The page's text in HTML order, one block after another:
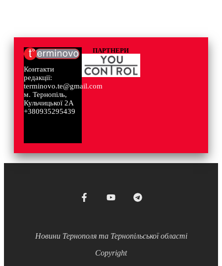
Контакти
редакції:
terminovo.te@gmail.com
м. Тернопіль,
Кульчицької 2А
+380935295439
ПАРТНЕРИ
Новини Тернополя та Тернопільської області
Copyright